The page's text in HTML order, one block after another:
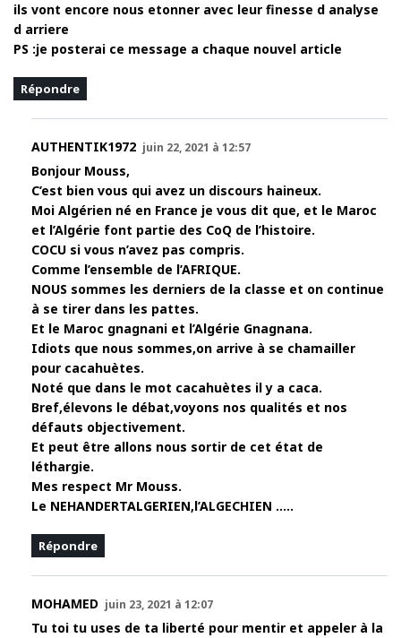
ils vont encore nous etonner avec leur finesse d analyse
d arriere
PS :je posterai ce message a chaque nouvel article
Répondre
AUTHENTIK1972 juin 22, 2021 à 12:57
Bonjour Mouss,
C’est bien vous qui avez un discours haineux.
Moi Algérien né en France je vous dit que, et le Maroc
et l’Algérie font partie des CoQ de l’histoire.
COCU si vous n’avez pas compris.
Comme l’ensemble de l’AFRIQUE.
NOUS sommes les derniers de la classe et on continue
à se tirer dans les pattes.
Et le Maroc gnagnani et l’Algérie Gnagnana.
Idiots que nous sommes,on arrive à se chamailler
pour cacahuètes.
Noté que dans le mot cacahuètes il y a caca.
Bref,élevons le débat,voyons nos qualités et nos
défauts objectivement.
Et peut être allons nous sortir de cet état de
léthargie.
Mes respect Mr Mouss.
Le NEHANDERTALGERIEN,l’ALGECHIEN …..
Répondre
MOHAMED juin 23, 2021 à 12:07
Tu toi tu uses de ta liberté pour mentir et appeler à la